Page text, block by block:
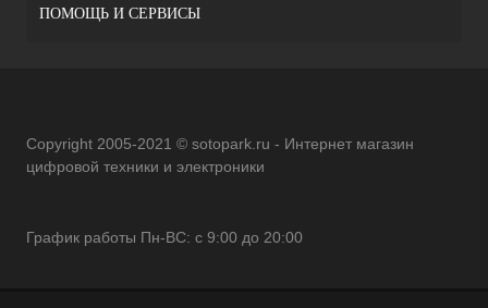
ПОМОЩЬ И СЕРВИСЫ
Copyright 2005-2021 © sotopark.ru - Интернет магазин
цифровой техники и электроники
График работы Пн-ВС: с 9:00 до 20:00